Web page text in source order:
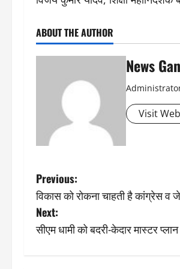
ABOUT THE AUTHOR
News
Visit
P
o
s
Previous:
विकास को रोकना चाहती है कांग्रेस व
Next:
सीएम धामी को बदरी-केदार मास्टर प्लान